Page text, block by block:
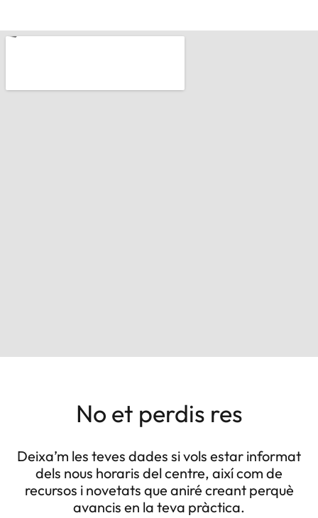
No et perdis res
Deixa’m les teves dades si vols estar informat
dels nous horaris del centre, així com de
recursos i novetats que aniré creant perquè
avancis en la teva pràctica.